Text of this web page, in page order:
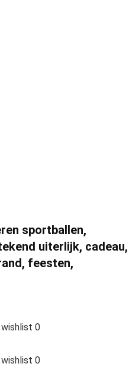
sportballen,
uiterlijk, cadeau,
feesten,
0
0